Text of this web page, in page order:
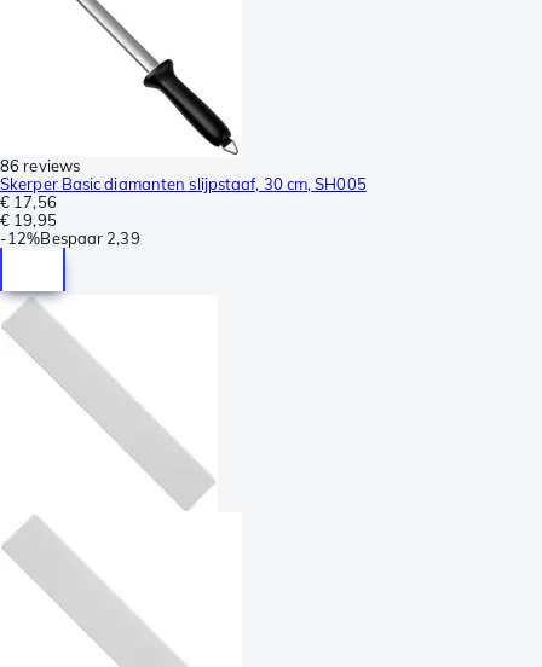
86 reviews
Skerper Basic diamanten slijpstaaf, 30 cm, SH005
€ 17,56
€ 19,95
-12%Bespaar 2,39